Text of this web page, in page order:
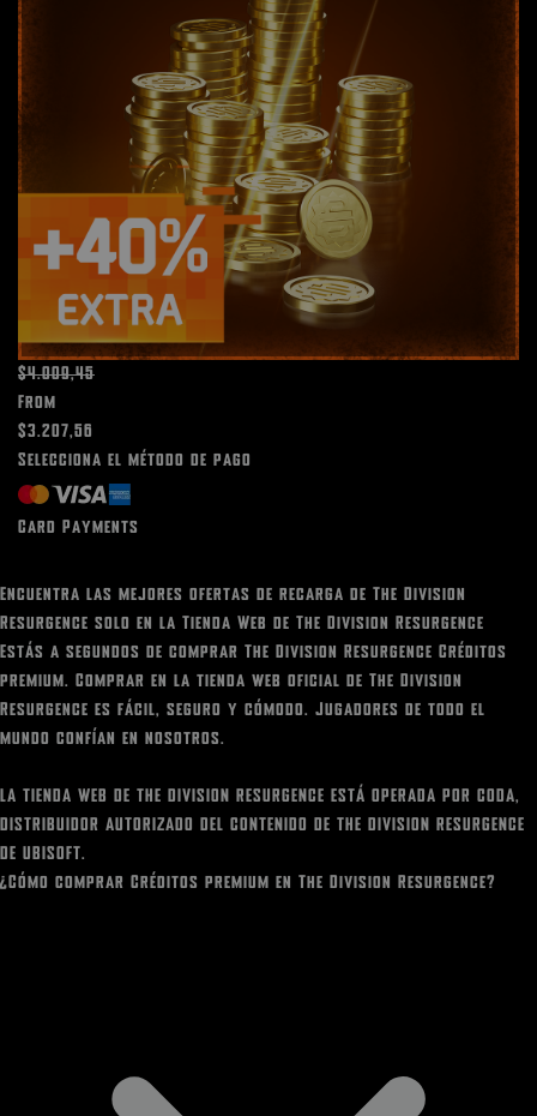
$4.009,45
From
$3.207,56
Selecciona el método de pago
Card Payments
Encuentra las mejores ofertas de recarga de The Division
Resurgence solo en la Tienda Web de The Division Resurgence
Estás a segundos de comprar The Division Resurgence Créditos
premium. Comprar en la tienda web oficial de The Division
Resurgence es fácil, seguro y cómodo. Jugadores de todo el
mundo confían en nosotros.
LA TIENDA WEB DE THE DIVISION RESURGENCE ESTÁ OPERADA POR CODA,
DISTRIBUIDOR AUTORIZADO DEL CONTENIDO DE THE DIVISION RESURGENCE
DE UBISOFT.
¿Cómo comprar Créditos premium en The Division Resurgence?